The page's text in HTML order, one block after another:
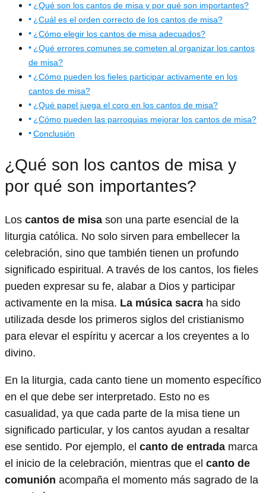
¿Qué son los cantos de misa y por qué son importantes?
¿Cuál es el orden correcto de los cantos de misa?
¿Cómo elegir los cantos de misa adecuados?
¿Qué errores comunes se cometen al organizar los cantos
de misa?
¿Cómo pueden los fieles participar activamente en los
cantos de misa?
¿Qué papel juega el coro en los cantos de misa?
¿Cómo pueden las parroquias mejorar los cantos de misa?
Conclusión
¿Qué son los cantos de misa y
por qué son importantes?
Los cantos de misa son una parte esencial de la
liturgia católica. No solo sirven para embellecer la
celebración, sino que también tienen un profundo
significado espiritual. A través de los cantos, los fieles
pueden expresar su fe, alabar a Dios y participar
activamente en la misa. La música sacra ha sido
utilizada desde los primeros siglos del cristianismo
para elevar el espíritu y acercar a los creyentes a lo
divino.
En la liturgia, cada canto tiene un momento específico
en el que debe ser interpretado. Esto no es
casualidad, ya que cada parte de la misa tiene un
significado particular, y los cantos ayudan a resaltar
ese sentido. Por ejemplo, el canto de entrada marca
el inicio de la celebración, mientras que el canto de
comunión acompaña el momento más sagrado de la